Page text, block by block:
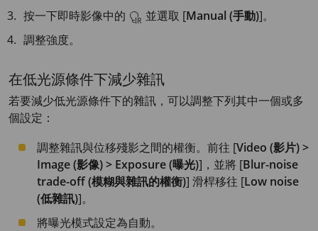
按一下即時影像中的
並選取 [Manual (手動)]。
調整強度。
在低光源條件下減少雜訊
若要減少低光源條件下的雜訊，可以調整下列其中一個或多
個設定：
調整雜訊與位移殘影之間的權衡。前往 [Video (影片) >
Image (影像) > Exposure (曝光)]，並將 [Blur-noise
trade-off (模糊與雜訊的權衡)] 滑桿移往 [Low noise
(低雜訊)]。
將曝光模式設定為自動。